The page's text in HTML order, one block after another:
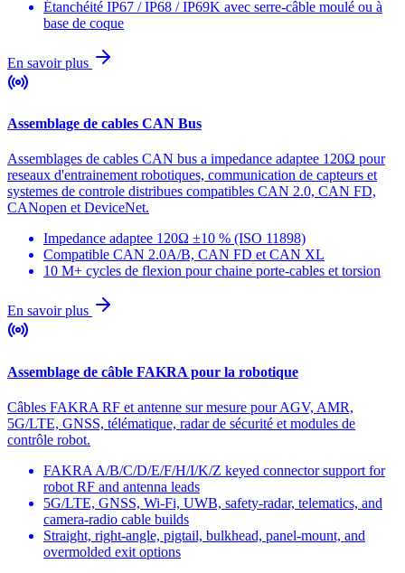
Étanchéité IP67 / IP68 / IP69K avec serre-câble moulé ou à
base de coque
En savoir plus
Assemblage de cables CAN Bus
Assemblages de cables CAN bus a impedance adaptee 120Ω pour
reseaux d'entrainement robotiques, communication de capteurs et
systemes de controle distribues compatibles CAN 2.0, CAN FD,
CANopen et DeviceNet.
Impedance adaptee 120Ω ±10 % (ISO 11898)
Compatible CAN 2.0A/B, CAN FD et CAN XL
10 M+ cycles de flexion pour chaine porte-cables et torsion
En savoir plus
Assemblage de câble FAKRA pour la robotique
Câbles FAKRA RF et antenne sur mesure pour AGV, AMR,
5G/LTE, GNSS, télématique, radar de sécurité et modules de
contrôle robot.
FAKRA A/B/C/D/E/F/H/I/K/Z keyed connector support for
robot RF and antenna leads
5G/LTE, GNSS, Wi-Fi, UWB, safety-radar, telematics, and
camera-radio cable builds
Straight, right-angle, pigtail, bulkhead, panel-mount, and
overmolded exit options